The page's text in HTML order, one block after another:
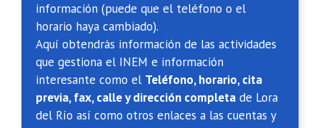
información (puede que el teléfono o el
horario haya cambiado).
Aquí obtendrás información de las actividades
que gestiona el INEM e información
interesante como el Teléfono, horario, cita
previa, fax, calle y dirección completa de Lora
del Río así como otros enlaces a las cuentas y